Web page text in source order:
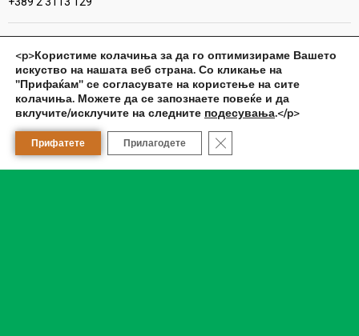
Аптека
Сара фарм Кисела Вода
Работно време:
он.-пет.: 08 - 21 ч.
саб.: 08 - 18 ч.
нед.: не работи
<p>Користиме колачиња за да го оптимизираме Вашето
искуство на нашата веб страна. Со кликање на
"Прифаќам" се согласувате на користење на сите
колачиња. Можете да се запознаете повеќе и да
вклучите/исклучите на следните подесувања.</p>
Прифатете Прилагодете Close GDPR Cookie Banner